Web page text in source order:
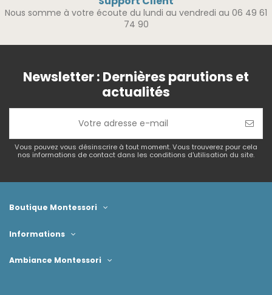
Nous somme à votre écoute du lundi au vendredi au 06 49 61
74 90
Newsletter : Dernières parutions et
actualités
Vous pouvez vous désinscrire à tout moment. Vous trouverez pour cela
nos informations de contact dans les conditions d'utilisation du site.
Boutique Montessori
Informations
Ambiance Montessori